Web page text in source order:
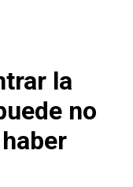
la
no